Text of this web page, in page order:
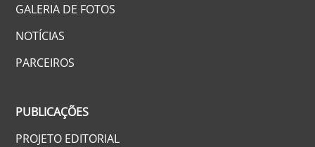
GALERIA DE FOTOS
NOTÍCIAS
PARCEIROS
PUBLICAÇÕES
PROJETO EDITORIAL